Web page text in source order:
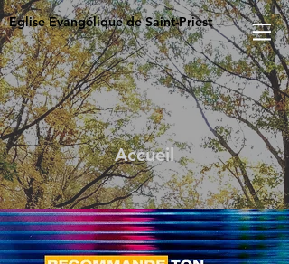
Eglise Evangélique de Saint-Priest
Accueil